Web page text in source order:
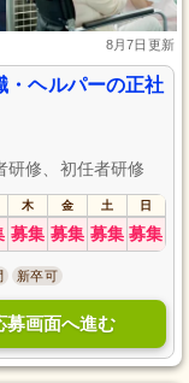
8月7日更新
・ヘルパーの正社
研修、初任者研修
木 金 土 日
募集 募集 募集 募集
新卒可
募画面へ進む